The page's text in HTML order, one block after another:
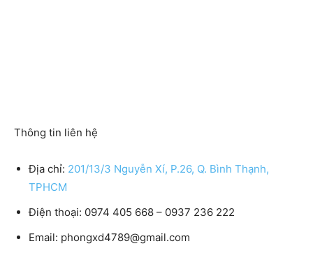
Thông tin liên hệ
Địa chỉ: 201/13/3 Nguyễn Xí, P.26, Q. Bình Thạnh,
TPHCM
Điện thoại: 0974 405 668 – 0937 236 222
Email: phongxd4789@gmail.com